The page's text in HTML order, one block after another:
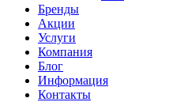
Бренды
Акции
Услуги
Компания
Блог
Информация
Контакты